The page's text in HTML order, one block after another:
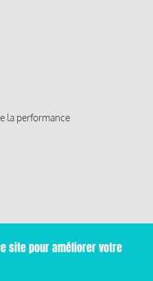
la performance
site pour améliorer votre